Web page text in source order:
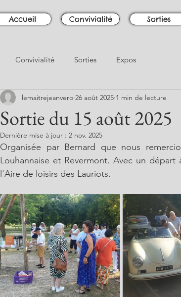
Accueil Convivialité Sorties
Convivialité Sorties Expos
Sortie du 15 août 2025
lemaitrejeanvero 26 août 2025 1 min de lecture
Dernière mise à jour : 2 nov. 2025
Organisée par Bernard que nous
Louhannaise et Revermont. Avec un
l'Aire de loisirs des Lauriots.